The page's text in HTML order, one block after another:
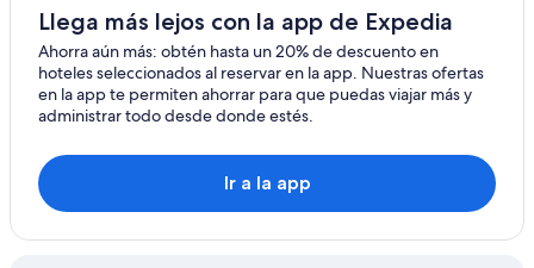
Hoteles en Benken
B&B en Rapperswil-Jona
Hoteles en Rapperswil-Jona
Hoteles en Ebnat-Kappel
Hoteles en Bütschwil
Hoteles en Lichtensteig
Llega más lejos con la app de Expedia
Ahorra aún más: obtén hasta un 20% de descuento en
hoteles seleccionados al reservar en la app. Nuestras ofertas
en la app te permiten ahorrar para que puedas viajar más y
administrar todo desde donde estés.
Ir a la app